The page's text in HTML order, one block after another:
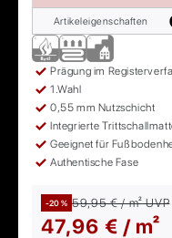
Artikeleigenschaften
Prägung im
1.Wahl
0,55 mm Nutzschicht
Integrierte
Geeignet für
Authentische Fase
-20 % 59,95 € / m²UVP
47,96 € / m²